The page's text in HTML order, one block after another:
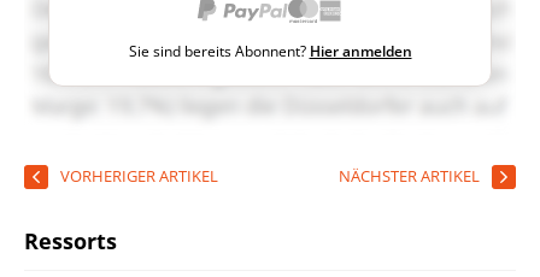
Sie sind bereits Abonnent? Hier anmelden
VORHERIGER ARTIKEL NÄCHSTER ARTIKEL
Ressorts